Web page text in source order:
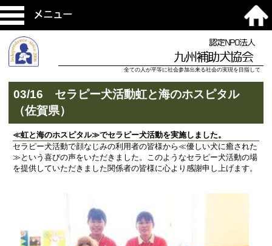
メニュー
認定NPO法人
九州補助犬協会
全ての人が平等に社会参加出来る社会の実現を目指して
03/16 セラピー犬活動虹と海のホスピタル
（佐賀県）
≪虹と海のホスピタル≫でセラピー犬活動を実施しました。
セラピー犬活動で顔なじみの利用者の皆様から≪優しい犬に癒された
≫という喜びの声をいただきました。このようなセラピー犬活動の場
を提供していただきました関係者の皆様に心より感謝申し上げます。